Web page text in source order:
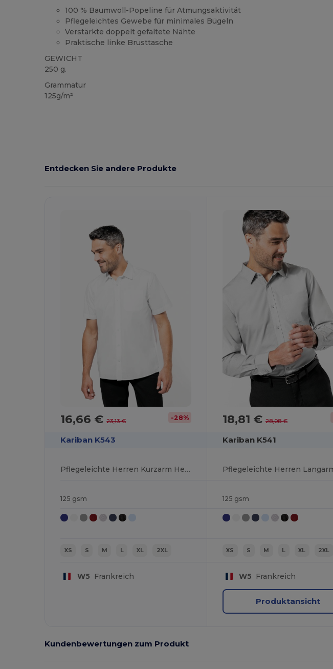
100 % Baumwoll-Popeline für Atmungsaktivität
Pflegeleichtes Gewebe für minimales Bügeln
Verstärkte doppelt gefaltete Nähte
Praktische linke Brusttasche
GEWICHT
250 g.
Grammatur
125g/m²
Entdecken Sie andere Produkte
16,66 €23,13 € -28%
Kariban K543
Pflegeleichte Herren Kurzarm Hemd Popeline
125 gsm
XS S M L XL 2XL
W5 Frankreich
18,81 € 28,08 €
Kariban K541
125 gsm
XS S M L XL 2XL
W5 Frankreich
Produktansicht
Kundenbewertungen zum Produkt